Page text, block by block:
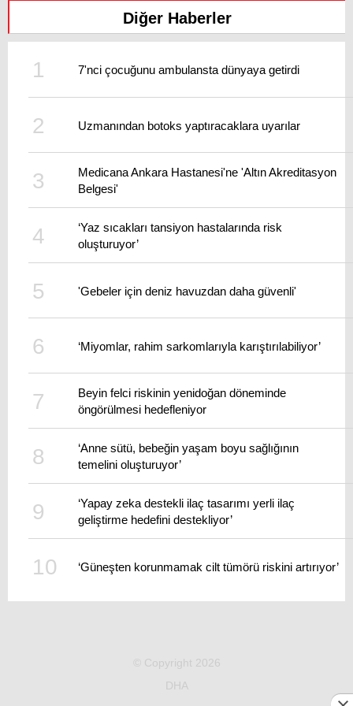
Diğer Haberler
7'nci çocuğunu ambulansta dünyaya getirdi
Uzmanından botoks yaptıracaklara uyarılar
Medicana Ankara Hastanesi'ne 'Altın Akreditasyon
Belgesi'
‘Yaz sıcakları tansiyon hastalarında risk
oluşturuyor’
'Gebeler için deniz havuzdan daha güvenli'
‘Miyomlar, rahim sarkomlarıyla karıştırılabiliyor’
Beyin felci riskinin yenidoğan döneminde
öngörülmesi hedefleniyor
‘Anne sütü, bebeğin yaşam boyu sağlığının
temelini oluşturuyor’
‘Yapay zeka destekli ilaç tasarımı yerli ilaç
geliştirme hedefini destekliyor’
‘Güneşten korunmamak cilt tümörü riskini artırıyor’
© Copyright 2026
DHA